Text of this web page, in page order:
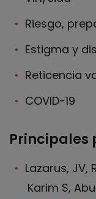
Riesgo,
Estigma y
Reticencia
COVID-19
Principales
Lazarus, JV,
Karim S,